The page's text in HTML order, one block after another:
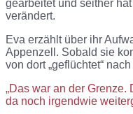
gearbeitet und seither
verändert.
Eva erzählt über ihr
Appenzell. Sobald sie
von dort „geflüchtet“
„Das war an der
da noch irgendwie